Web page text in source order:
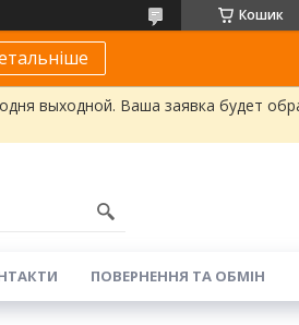
Кошик
выходной. Ваша заявка будет
ПОВЕРНЕННЯ ТА ОБМІН